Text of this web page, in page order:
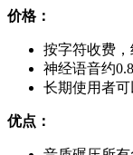
价格：
按字符收费，
神经语音约
长期使用者可
优点：